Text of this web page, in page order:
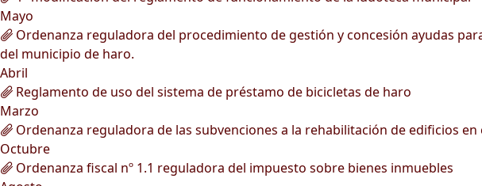
Mayo
Ordenanza reguladora del procedimiento de gestión y concesión ayudas
del municipio de haro.
Abril
Reglamento de uso del sistema de préstamo de bicicletas de haro
Marzo
Ordenanza reguladora de las subvenciones a la rehabilitación de edificios en
Octubre
Ordenanza fiscal nº 1.1 reguladora del impuesto sobre bienes inmuebles